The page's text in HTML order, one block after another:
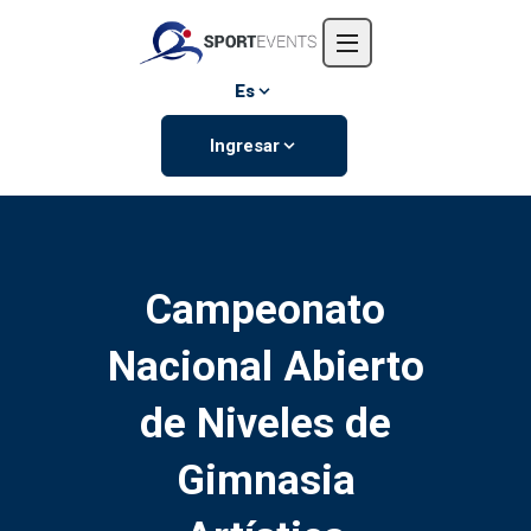
Eventos
Es
Ingresar
Campeonato
Nacional Abierto
de Niveles de
Gimnasia